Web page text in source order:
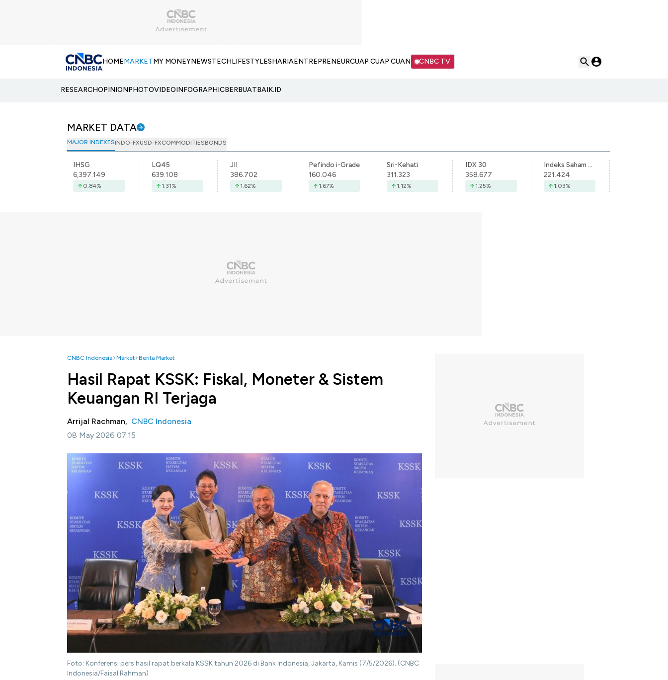
HOMEMARKETMY MONEYNEWSTECHLIFESTYLESHARIAENTREPRENEURCUAP CUAP CUAN CNBC TV
RESEARCHOPINIONPHOTOVIDEOINFOGRAPHICBERBUATBAIK.ID
MARKET DATA
MAJOR INDEXESINDO-FXUSD-FXCOMMODITIESBONDS
IHSG
6,397.149
0.84%
LQ45
639.108
1.31%
JII
386.702
1.62%
Pefindo i-Grade
160.046
1.67%
Sri-Kehati
311.323
1.12%
IDX 30
358.677
1.25%
Indeks Saham Syariah Indonesia
221.424
1.03%
CNBC Indonesia Market Berita Market
Hasil Rapat KSSK: Fiskal, Moneter & Sistem
Keuangan RI Terjaga
Arrijal Rachman, CNBC Indonesia
08 May 2026 07:15
Foto: Konferensi pers hasil rapat berkala KSSK tahun 2026 di Bank Indonesia, Jakarta, Kamis (7/5/2026). (CNBC
Indonesia/Faisal Rahman)